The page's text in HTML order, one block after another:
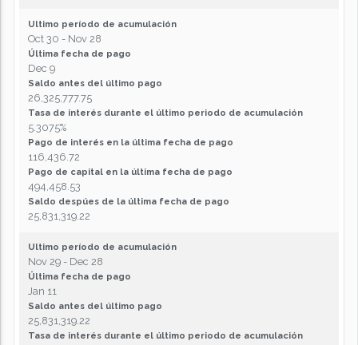
Ultimo período de acumulación
Oct 30 - Nov 28
Última fecha de pago
Dec 9
Saldo antes del último pago
26,325,777.75
Tasa de interés durante el último periodo de acumulación
5.3075%
Pago de interés en la última fecha de pago
116,436.72
Pago de capital en la última fecha de pago
494,458.53
Saldo despúes de la última fecha de pago
25,831,319.22
Ultimo período de acumulación
Nov 29 - Dec 28
Última fecha de pago
Jan 11
Saldo antes del último pago
25,831,319.22
Tasa de interés durante el último periodo de acumulación